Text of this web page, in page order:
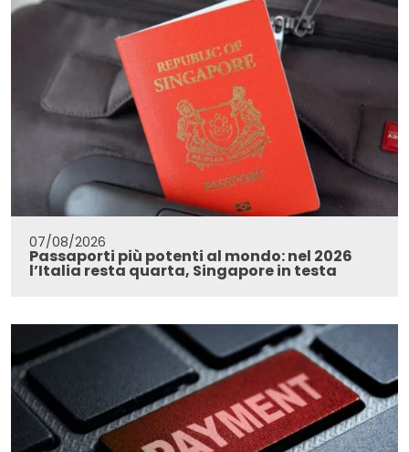
07/08/2026
Passaporti più potenti al mondo: nel 2026
l’Italia resta quarta, Singapore in testa